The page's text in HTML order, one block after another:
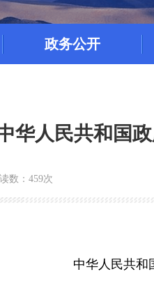
政务公开
华人民共和国
数： 459次
中华人民共和